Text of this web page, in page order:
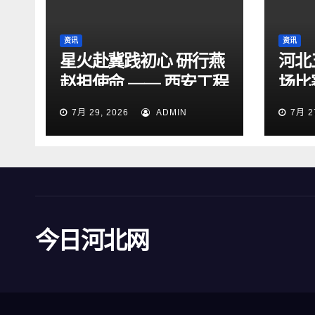
资讯
星火赴冀践初心 研行燕
赵担使命 —— 西安工程
大学“星火研途”研究生
7月 29, 2026 ADMIN
资讯
河北
场
15:1
7月
今日河北网